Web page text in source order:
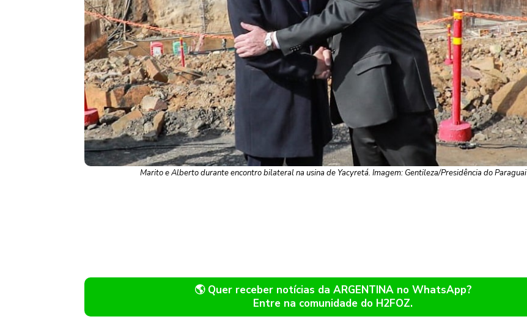
Marito e Alberto durante encontro bilateral na usina de Yacyretá. Imagem: Gentileza/Presidência do Paraguai
🌎 Quer receber notícias da ARGENTINA no WhatsApp?
Entre na comunidade do H2FOZ.